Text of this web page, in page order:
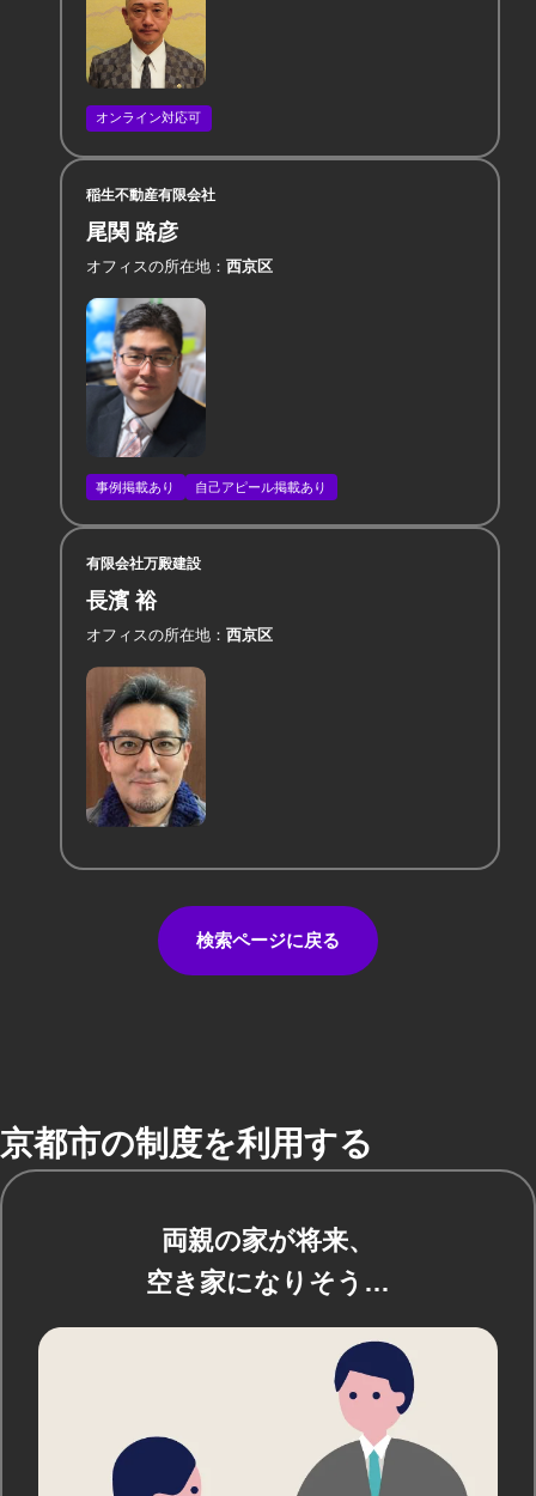
オンライン対応可
稲生不動産有限会社
尾関 路彦
オフィスの所在地 西京区
事例掲載あり 自己アピール掲載あり
有限会社万殿建設
長濱 裕
オフィスの所在地 西京区
検索ページに戻る
京都市の制度を利用する
両親の家が将来、
空き家になりそう…